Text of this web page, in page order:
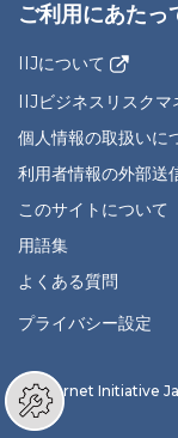
ご利用にあたっ
IIJについて
IIJビジネスリスク
個人情報の取扱いに
利用者情報の外部送
このサイトについて
用語集
よくある質問
プライバシー設定
© Internet Initiative